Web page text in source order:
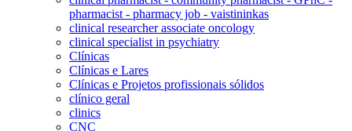
pharmacist - pharmacy job - vaistininkas
clinical researcher associate oncology
clinical specialist in psychiatry
Clínicas
Clínicas e Lares
Clínicas e Projetos profissionais sólidos
clínico geral
clinics
CNC